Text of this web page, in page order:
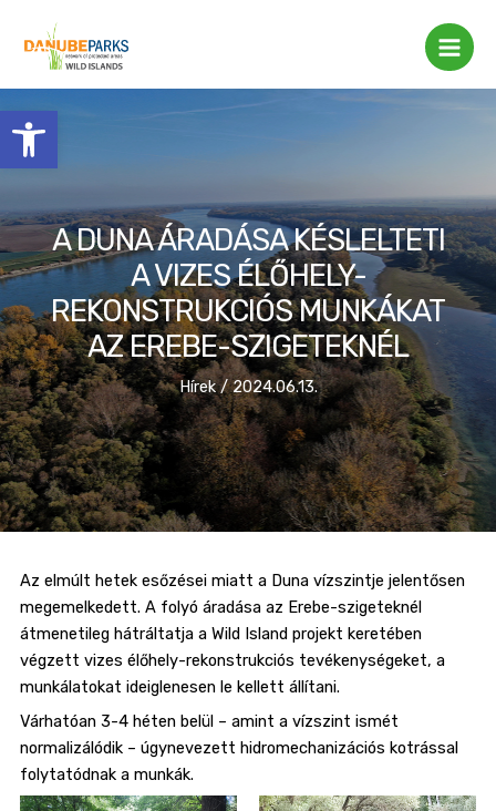
Eszköztár megnyitása
content
Main
A DUNA ÁRADÁSA KÉSLELTETI
A VIZES ÉLŐHELY-
REKONSTRUKCIÓS MUNKÁKAT
AZ EREBE-SZIGETEKNÉL
Hírek/2024.06.13.
Az elmúlt hetek esőzései miatt a Duna vízszintje jelentősen
megemelkedett. A folyó áradása az Erebe-szigeteknél
átmenetileg hátráltatja a Wild Island projekt keretében
végzett vizes élőhely-rekonstrukciós tevékenységeket, a
munkálatokat ideiglenesen le kellett állítani.
Várhatóan 3-4 héten belül – amint a vízszint ismét
normalizálódik – úgynevezett hidromechanizációs kotrással
folytatódnak a munkák.
navigation